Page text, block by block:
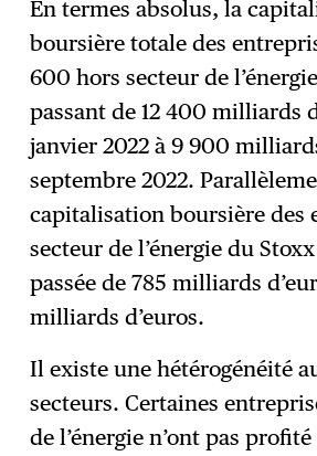
En termes absolus, la
boursière totale des
600 hors secteur de
passant de 12 400 milliards
janvier 2022 à 9 900
septembre 2022.
capitalisation boursière des
secteur de l’énergie du
passée de 785 milliards
milliards d’euros.
Il existe une hétérogénéité
secteurs. Certaines
de l’énergie n’ont pas